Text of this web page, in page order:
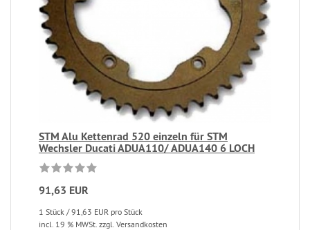
STM Alu Kettenrad 520 einzeln für STM
Wechsler Ducati ADUA110/ ADUA140 6 LOCH
91,63 EUR
1 Stück / 91,63 EUR pro Stück
incl. 19 % MWSt. zzgl. Versandkosten